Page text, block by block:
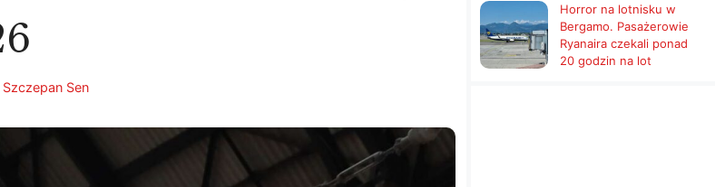
Szczepan Sen
Horror na lotnisku w
Bergamo. Pasażerowie
Ryanaira czekali ponad
20 godzin na lot